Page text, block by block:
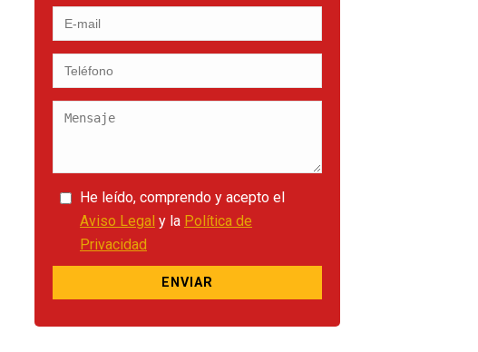
He leído, comprendo y acepto el
Aviso Legal y la Política de
Privacidad